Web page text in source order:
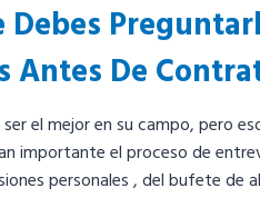
Debes
Antes De
el mejor en su campo, pero
importante el proceso de
personales , del bufete